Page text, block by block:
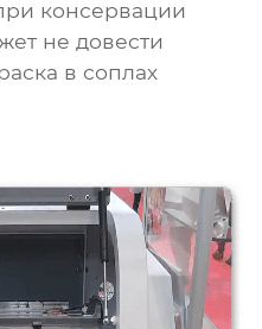
консервации
не довести
в соплах